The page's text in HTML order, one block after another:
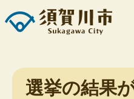
選挙の結果